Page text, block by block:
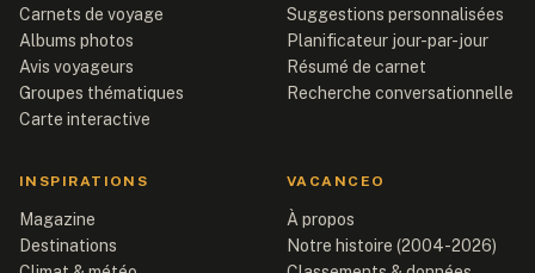
Carnets de voyage
Albums photos
Avis voyageurs
Groupes thématiques
Carte interactive
Suggestions personnalisées
Planificateur jour-par-jour
Résumé de carnet
Recherche conversationnelle
INSPIRATIONS
Magazine
Destinations
VACANCEO
À propos
Notre histoire (2004-2026)